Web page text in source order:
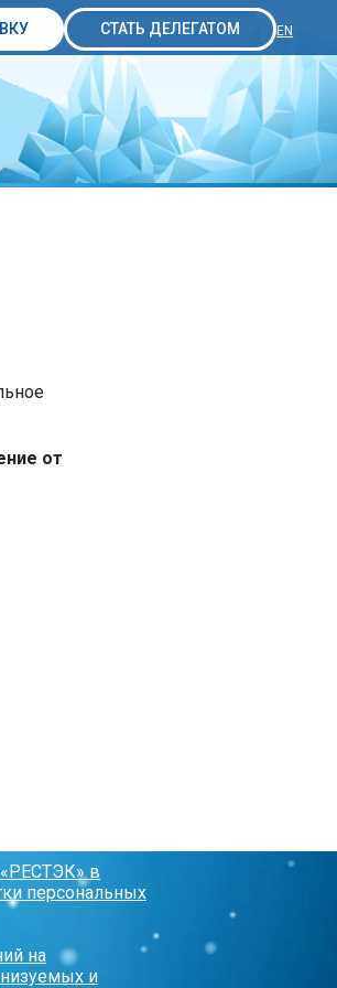
СТАТЬ ДЕЛЕГАТОМ EN
от
в
персональных
на
и